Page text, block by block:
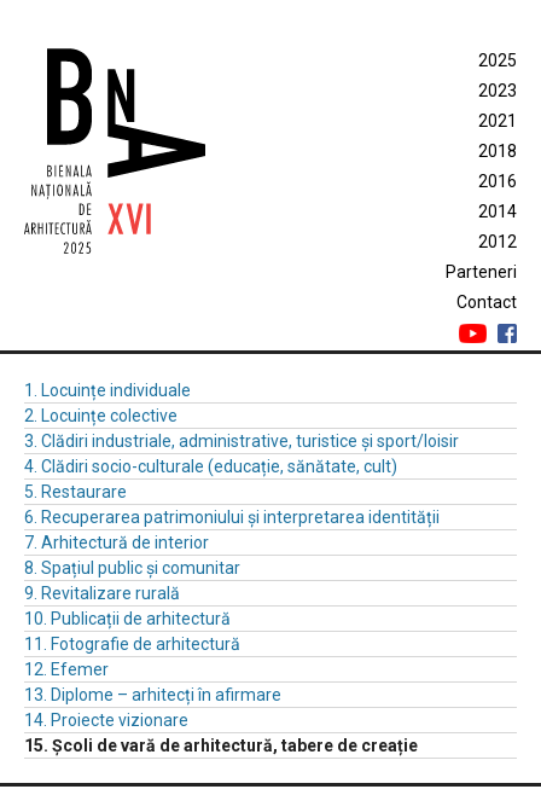
2025
2023
2021
2018
2016
2014
2012
Parteneri
Contact
1. Locuințe individuale
2. Locuințe colective
3. Clădiri industriale, administrative, turistice și sport/loisir
4. Clădiri socio-culturale (educație, sănătate, cult)
5. Restaurare
6. Recuperarea patrimoniului și interpretarea identității
7. Arhitectură de interior
8. Spațiul public și comunitar
9. Revitalizare rurală
10. Publicații de arhitectură
11. Fotografie de arhitectură
12. Efemer
13. Diplome – arhitecți în afirmare
14. Proiecte vizionare
15. Școli de vară de arhitectură, tabere de creație